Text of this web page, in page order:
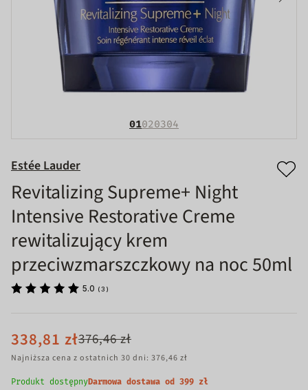
01020304
Estée Lauder
Revitalizing Supreme+ Night
Intensive Restorative Creme
rewitalizujący krem
przeciwzmarszczkowy na noc 50ml
5.0 ( 3 )
338,81 zł376,46 zł
Najniższa cena z ostatnich 30 dni: 376,46 zł
Produkt dostępnyDarmowa dostawa od 399 zł